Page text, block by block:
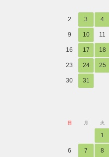
2 3 4
9 10 11
16 17 18
23 24 25
30 31
日 月 火
1
6 7 8